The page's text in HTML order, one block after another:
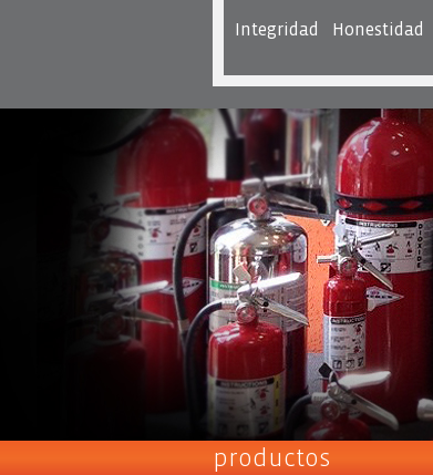
Integridad Honestidad
productos